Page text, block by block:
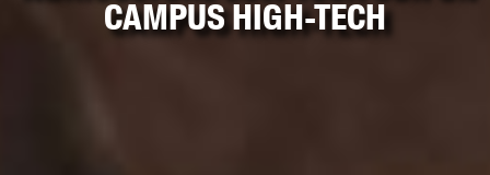
CAMPUS HIGH-TECH